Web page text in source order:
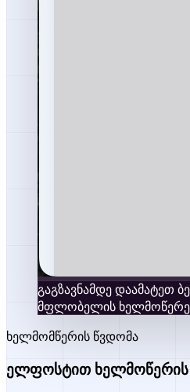
გაგზავნამდე დაამატეთ
მფლობელის
ხელმომწერის წვდომა
ელფოსტით ხელმოწერის